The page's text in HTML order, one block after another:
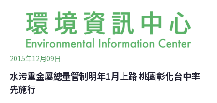
20倍。台中預計劃設範圍包含詹厝園圳上下游，彰化則規
劃將東西二、三圳附近約1190公
2015年12月09日
水污重金屬總量管制明年1月上路 桃園彰化台中率
先施行